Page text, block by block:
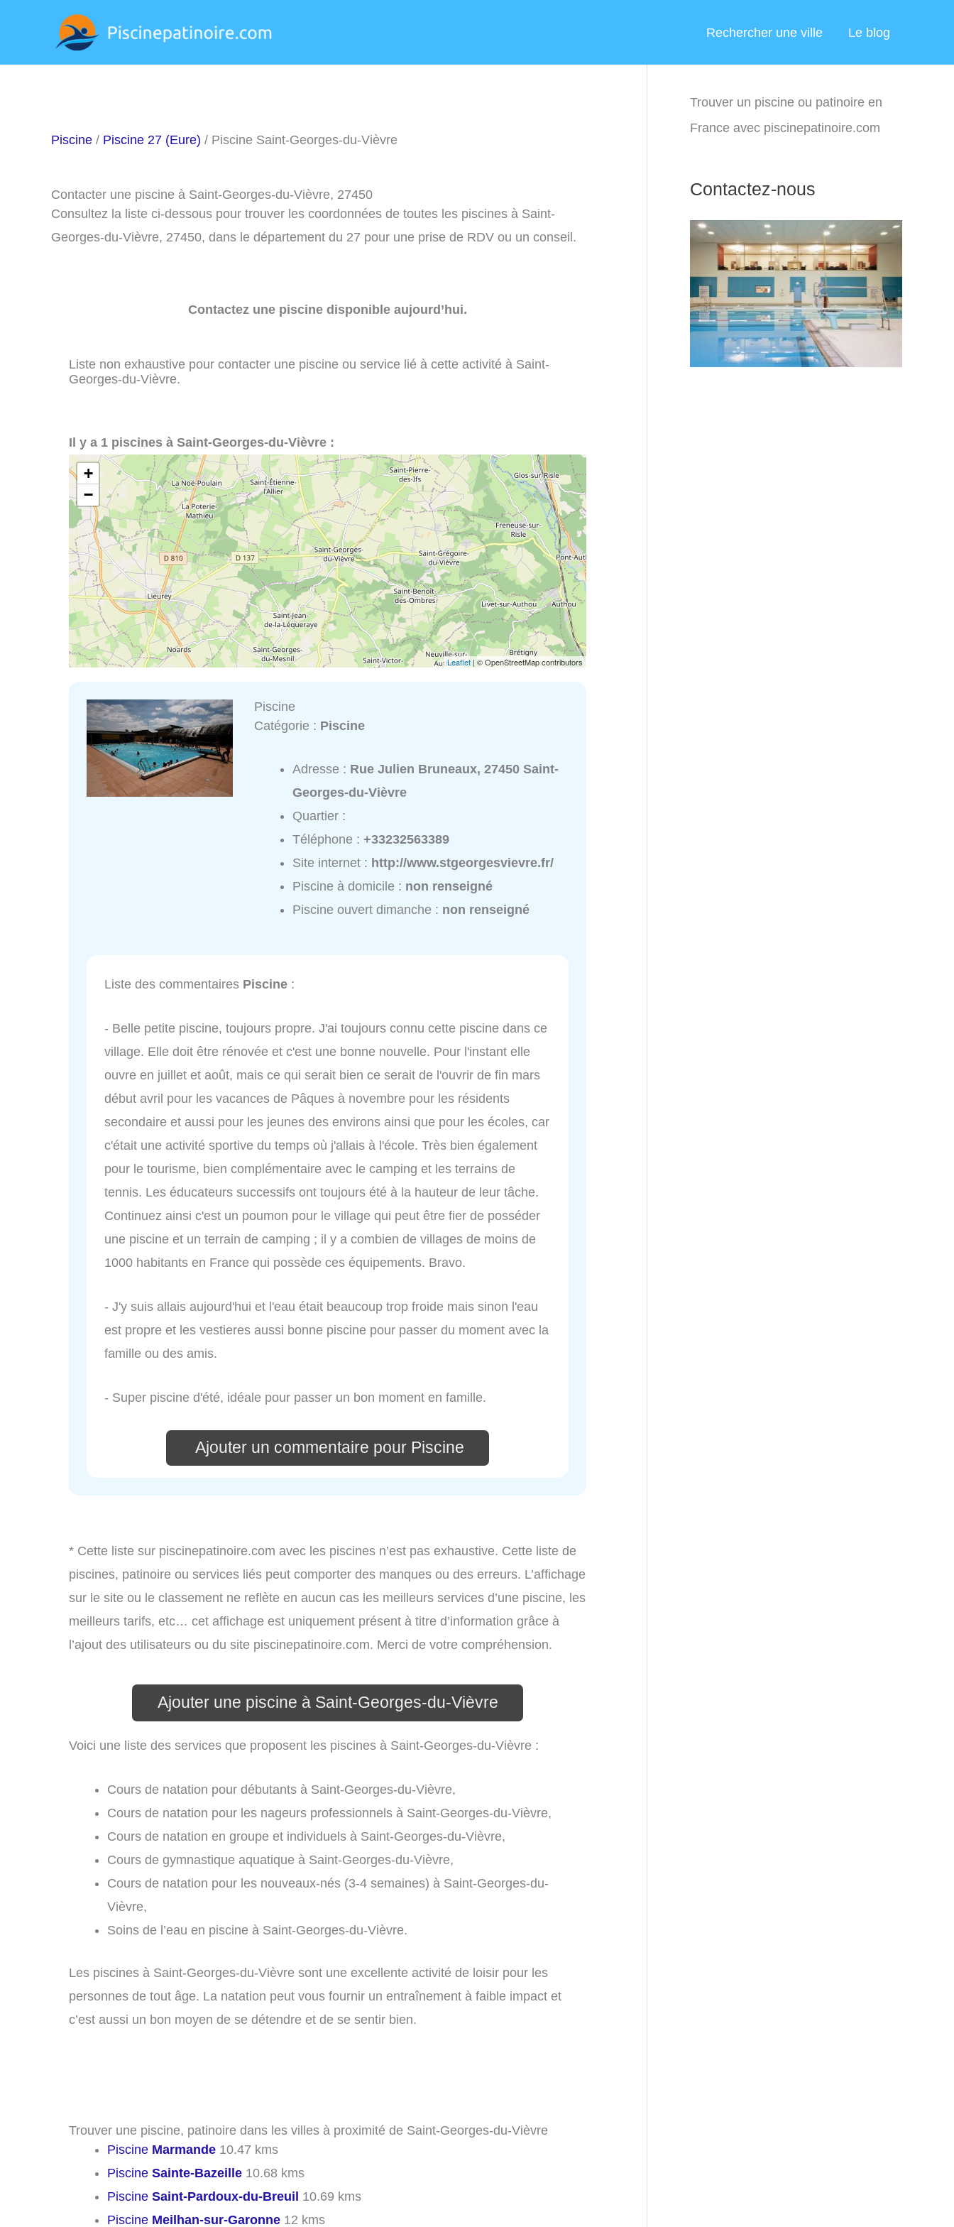
Rechercher une ville Le blog
Piscine / Piscine 27 (Eure) / Piscine Saint-Georges-du-Vièvre
Contacter une piscine à Saint-Georges-du-Vièvre, 27450
Consultez la liste ci-dessous pour trouver les coordonnées de toutes les piscines à Saint-
Georges-du-Vièvre, 27450, dans le département du 27 pour une prise de RDV ou un conseil.
Contactez une piscine disponible aujourd’hui.
Liste non exhaustive pour contacter une piscine ou service lié à cette activité à Saint-
Georges-du-Vièvre.
Il y a 1 piscines à Saint-Georges-du-Vièvre :
+
−
Leaflet | © OpenStreetMap contributors
Piscine
Catégorie : Piscine
Adresse : Rue Julien Bruneaux, 27450 Saint-
Georges-du-Vièvre
Quartier :
Téléphone :+33232563389
Site internet : http://www.stgeorgesvievre.fr/
Piscine à domicile : non renseigné
Piscine ouvert dimanche : non renseigné
Liste des commentaires Piscine :
- Belle petite piscine, toujours propre. J'ai toujours connu cette piscine dans ce
village. Elle doit être rénovée et c'est une bonne nouvelle. Pour l'instant elle
ouvre en juillet et août, mais ce qui serait bien ce serait de l'ouvrir de fin mars
début avril pour les vacances de Pâques à novembre pour les résidents
secondaire et aussi pour les jeunes des environs ainsi que pour les écoles, car
c'était une activité sportive du temps où j'allais à l'école. Très bien également
pour le tourisme, bien complémentaire avec le camping et les terrains de
tennis. Les éducateurs successifs ont toujours été à la hauteur de leur tâche.
Continuez ainsi c'est un poumon pour le village qui peut être fier de posséder
une piscine et un terrain de camping ; il y a combien de villages de moins de
1000 habitants en France qui possède ces équipements. Bravo.
- J'y suis allais aujourd'hui et l'eau était beaucoup trop froide mais sinon l'eau
est propre et les vestieres aussi bonne piscine pour passer du moment avec la
famille ou des amis.
- Super piscine d'été, idéale pour passer un bon moment en famille.
Ajouter un commentaire pour Piscine
* Cette liste sur piscinepatinoire.com avec les piscines n’est pas exhaustive. Cette liste de
piscines, patinoire ou services liés peut comporter des manques ou des erreurs. L’affichage
sur le site ou le classement ne reflète en aucun cas les meilleurs services d’une piscine, les
meilleurs tarifs, etc… cet affichage est uniquement présent à titre d’information grâce à
l’ajout des utilisateurs ou du site piscinepatinoire.com. Merci de votre compréhension.
Ajouter une piscine à Saint-Georges-du-Vièvre
Voici une liste des services que proposent les piscines à Saint-Georges-du-Vièvre :
Cours de natation pour débutants à Saint-Georges-du-Vièvre,
Cours de natation pour les nageurs professionnels à Saint-Georges-du-Vièvre,
Cours de natation en groupe et individuels à Saint-Georges-du-Vièvre,
Cours de gymnastique aquatique à Saint-Georges-du-Vièvre,
Cours de natation pour les nouveaux-nés (3-4 semaines) à Saint-Georges-du-
Vièvre,
Soins de l’eau en piscine à Saint-Georges-du-Vièvre.
Les piscines à Saint-Georges-du-Vièvre sont une excellente activité de loisir pour les
personnes de tout âge. La natation peut vous fournir un entraînement à faible impact et
c’est aussi un bon moyen de se détendre et de se sentir bien.
Trouver une piscine, patinoire dans les villes à proximité de Saint-Georges-du-Vièvre
Piscine Marmande 10.47 kms
Piscine Sainte-Bazeille 10.68 kms
Piscine Saint-Pardoux-du-Breuil 10.69 kms
Piscine Meilhan-sur-Garonne 12 kms
Trouver un piscine ou patinoire en
France avec piscinepatinoire.com
Contactez-nous